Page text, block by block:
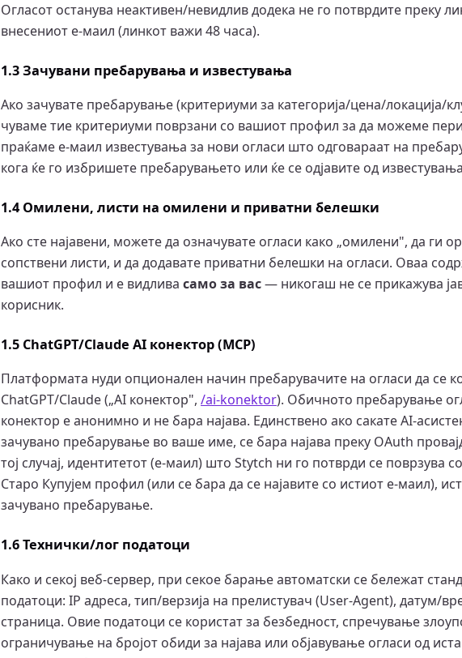
Огласот останува неактивен/невидлив додека не го потврдите преку
внесениот е-маил (линкот важи 48 часа).
1.3 Зачувани пребарувања и известувања
Ако зачувате пребарување (критериуми за категорија/цена/локација/
чуваме тие критериуми поврзани со вашиот профил за да можеме
праќаме е-маил известувања за нови огласи што одговараат на
кога ќе го избришете пребарувањето или ќе се одјавите од
1.4 Омилени, листи на омилени и приватни белешки
Ако сте најавени, можете да означувате огласи како „омилени", да ги
сопствени листи, и да додавате приватни белешки на огласи. Оваа
вашиот профил и е видлива само за вас— никогаш не се прикажува
корисник.
1.5 ChatGPT/Claude AI конектор (MCP)
Платформата нуди опционален начин пребарувачите на огласи да се
ChatGPT/Claude („AI конектор", /ai-konektor). Обичното пребарување
конектор е анонимно и не бара најава. Единствено ако сакате AI-
зачувано пребарување во ваше име, се бара најава преку OAuth
тој случај, идентитетот (е-маил) што Stytch ни го потврди се поврзува
Старо Купујем профил (или се бара да се најавите со истиот е-маил),
зачувано пребарување.
1.6 Технички/лог податоци
Како и секој веб-сервер, при секое барање автоматски се бележат
податоци: IP адреса, тип/верзија на прелистувач (User-Agent), датум/
страница. Овие податоци се користат за безбедност, спречување
ограничување на бројот обиди за најава или објавување огласи од